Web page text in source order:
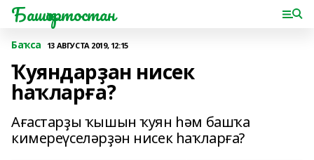
Башҡортостан
Баҡса 13 АВГУСТА 2019, 12:15
Ҡуяндарҙан нисек
һаҡларға?
Ағастарҙы ҡышын ҡуян һәм башҡа
кимереүселәрҙән нисек һаҡларға?